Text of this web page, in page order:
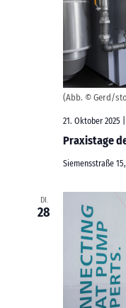
(Abb. © Gerd/
Praxistage
21. Oktober 2025
Siemensstraße
DI.
28